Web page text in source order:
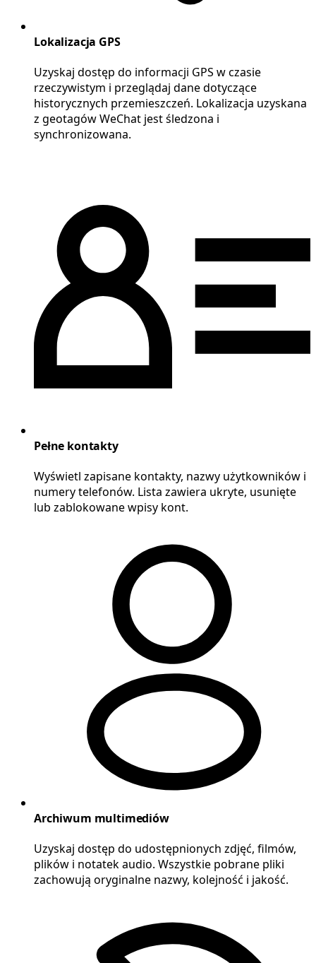
Lokalizacja GPS
Uzyskaj dostęp do informacji GPS w czasie
rzeczywistym i przeglądaj dane dotyczące
historycznych przemieszczeń. Lokalizacja uzyskana
z geotagów WeChat jest śledzona i
synchronizowana.
Pełne kontakty
Wyświetl zapisane kontakty, nazwy użytkowników i
numery telefonów. Lista zawiera ukryte, usunięte
lub zablokowane wpisy kont.
Archiwum multimediów
Uzyskaj dostęp do udostępnionych zdjęć, filmów,
plików i notatek audio. Wszystkie pobrane pliki
zachowują oryginalne nazwy, kolejność i jakość.